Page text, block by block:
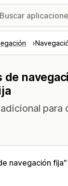
de
navegación fija